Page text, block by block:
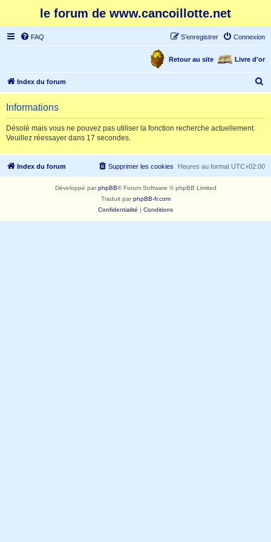
le forum de www.cancoillotte.net
FAQ Connexion
S’enregistrer
Livre d'or
Retour au site
Index du forum
e
r
c
Informations
Désolé mais vous ne pouvez pas utiliser la fonction recherche actuellement.
Veuillez réessayer dans 17 secondes.
Index du forum Heures au format UTC+02:00
Supprimer les cookies
Développé parphpBB® Forum Software © phpBB Limited
Traduit parphpBB-fr.com
Confidentialité | Conditions